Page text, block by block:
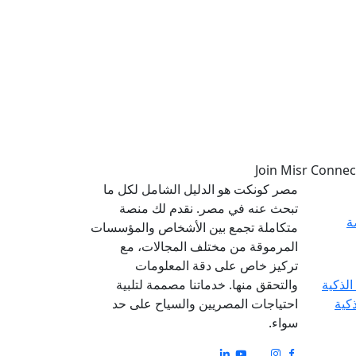
مصر كونكت هو الدليل الشامل لكل ما
تبحث عنه في مصر. نقدم لك منصة
متكاملة تجمع بين الأشخاص والمؤسسات
المرموقة من مختلف المجالات، مع
تركيز خاص على دقة المعلومات
والتحقق منها. خدماتنا مصممة لتلبية
احتياجات المصريين والسياح على حد
سواء.